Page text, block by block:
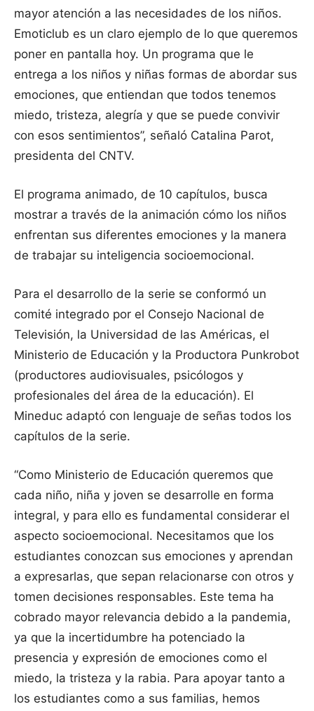
mayor atención a las necesidades de los niños.
Emoticlub es un claro ejemplo de lo que queremos
poner en pantalla hoy. Un programa que le
entrega a los niños y niñas formas de abordar sus
emociones, que entiendan que todos tenemos
miedo, tristeza, alegría y que se puede convivir
con esos sentimientos”, señaló Catalina Parot,
presidenta del CNTV.
El programa animado, de 10 capítulos, busca
mostrar a través de la animación cómo los niños
enfrentan sus diferentes emociones y la manera
de trabajar su inteligencia socioemocional.
Para el desarrollo de la serie se conformó un
comité integrado por el Consejo Nacional de
Televisión, la Universidad de las Américas, el
Ministerio de Educación y la Productora Punkrobot
(productores audiovisuales, psicólogos y
profesionales del área de la educación). El
Mineduc adaptó con lenguaje de señas todos los
capítulos de la serie.
“Como Ministerio de Educación queremos que
cada niño, niña y joven se desarrolle en forma
integral, y para ello es fundamental considerar el
aspecto socioemocional. Necesitamos que los
estudiantes conozcan sus emociones y aprendan
a expresarlas, que sepan relacionarse con otros y
tomen decisiones responsables. Este tema ha
cobrado mayor relevancia debido a la pandemia,
ya que la incertidumbre ha potenciado la
presencia y expresión de emociones como el
miedo, la tristeza y la rabia. Para apoyar tanto a
los estudiantes como a sus familias, hemos